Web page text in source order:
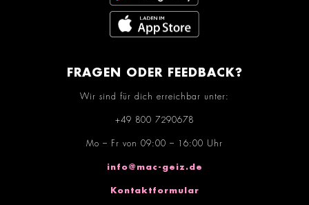
FRAGEN ODER FEEDBACK?
Wir sind für dich erreichbar unter:
+49 800 7290678
Mo – Fr von 09:00 – 16:00 Uhr
info@mac-geiz.de
Kontaktformular